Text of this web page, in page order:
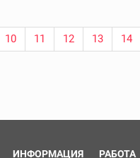
10 11 12 13
14
ИНФОРМАЦИЯ РАБОТА